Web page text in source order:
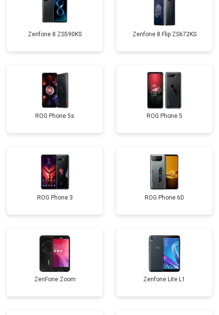
Zenfone 8 ZS590KS Zenfone 8 Flip ZS672KS
ROG Phone 5s ROG Phone 5
ROG Phone 3 ROG Phone 6D
ZenFone Zoom Zenfone Lite L1